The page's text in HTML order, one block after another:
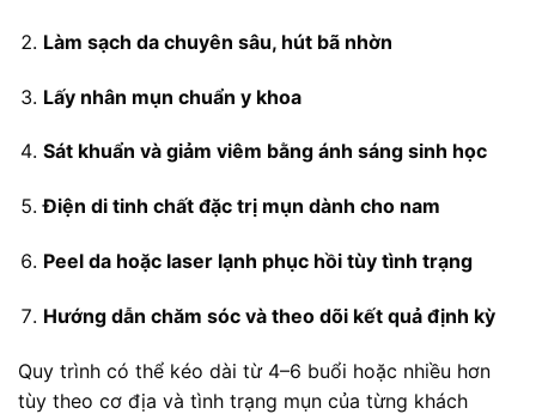
Làm sạch da chuyên sâu, hút bã nhờn
Lấy nhân mụn chuẩn y khoa
Sát khuẩn và giảm viêm bằng ánh sáng sinh học
Điện di tinh chất đặc trị mụn dành cho nam
Peel da hoặc laser lạnh phục hồi tùy tình trạng
Hướng dẫn chăm sóc và theo dõi kết quả định kỳ
Quy trình có thể kéo dài từ 4–6 buổi hoặc nhiều hơn
tùy theo cơ địa và tình trạng mụn của từng khách